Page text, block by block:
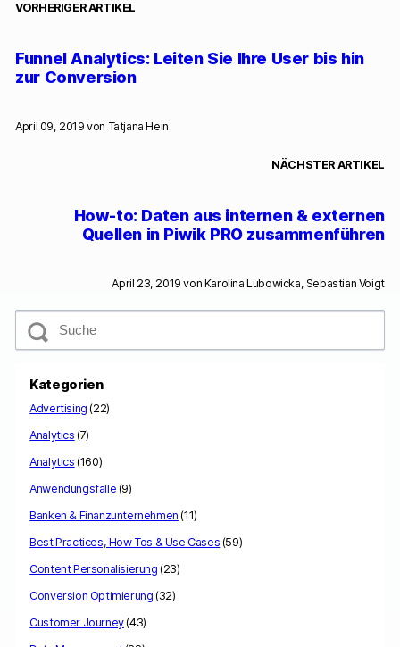
VORHERIGER ARTIKEL
Funnel Analytics: Leiten Sie Ihre User bis hin
zur Conversion
April 09, 2019 von Tatjana Hein
NÄCHSTER ARTIKEL
How-to: Daten aus internen & externen
Quellen in Piwik PRO zusammenführen
April 23, 2019 von Karolina Lubowicka, Sebastian Voigt
S
Kategorien
Advertising (22)
Analytics (7)
Analytics (160)
Anwendungsfälle (9)
Banken & Finanzunternehmen (11)
Best Practices, How Tos & Use Cases (59)
Content Personalisierung (23)
Conversion Optimierung (32)
Customer Journey(43)